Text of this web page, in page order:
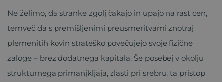
Ne želimo, da stranke zgolj čakajo in upajo na rast cen,
temveč da s premišljenimi preusmeritvami znotraj
plemenitih kovin strateško povečujejo svoje fizične
zaloge – brez dodatnega kapitala. Še posebej v okolju
strukturnega primanjkljaja, zlasti pri srebru, ta pristop